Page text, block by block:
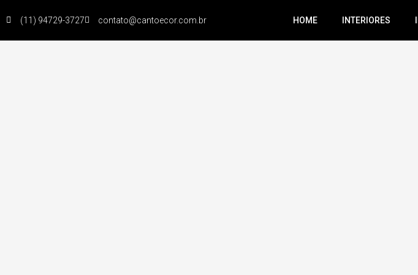
(11) 94729-3727 contato@cantoecor.com.br HOME INTERIORES